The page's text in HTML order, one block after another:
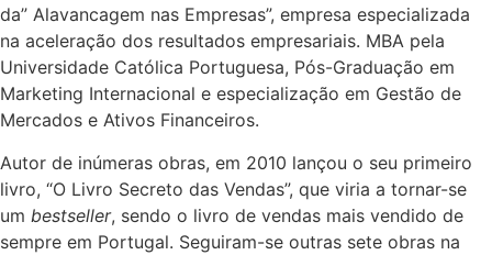
da” Alavancagem nas Empresas”, empresa especializada
na aceleração dos resultados empresariais. MBA pela
Universidade Católica Portuguesa, Pós-Graduação em
Marketing Internacional e especialização em Gestão de
Mercados e Ativos Financeiros.
Autor de inúmeras obras, em 2010 lançou o seu primeiro
livro, “O Livro Secreto das Vendas”, que viria a tornar-se
um bestseller, sendo o livro de vendas mais vendido de
sempre em Portugal. Seguiram-se outras sete obras na